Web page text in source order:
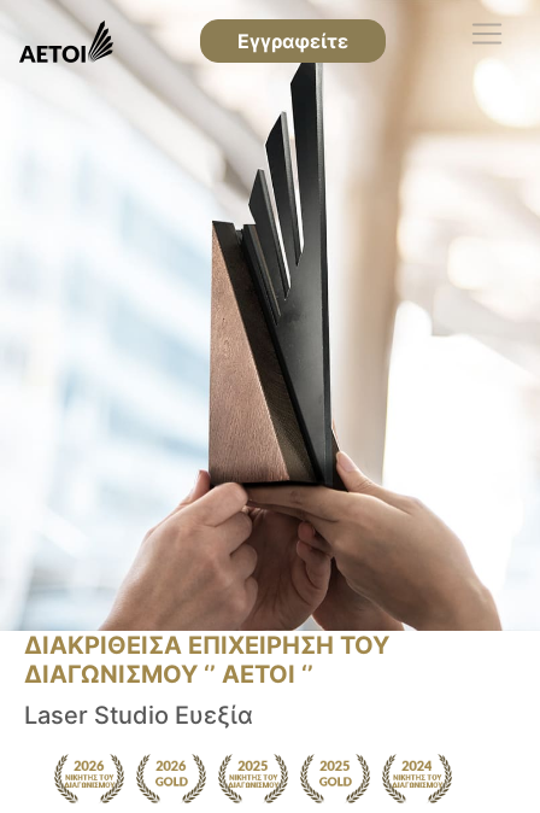
Εγγραφείτε
ΔΙΑΚΡΙΘΕΙΣΑ ΕΠΙΧΕΙΡΗΣΗ ΤΟΥ
ΔΙΑΓΩΝΙΣΜΟΥ ‘’ ΑΕΤΟΙ ‘’
Laser Studio Ευεξία